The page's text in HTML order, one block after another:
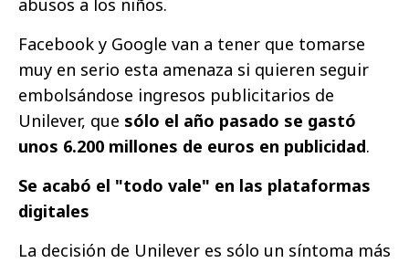
abusos a los niños.
Facebook y Google van a tener que tomarse
muy en serio esta amenaza si quieren seguir
embolsándose ingresos publicitarios de
Unilever, que sólo el año pasado se gastó
unos 6.200 millones de euros en publicidad.
Se acabó el "todo vale" en las plataformas
digitales
La decisión de Unilever es sólo un síntoma más